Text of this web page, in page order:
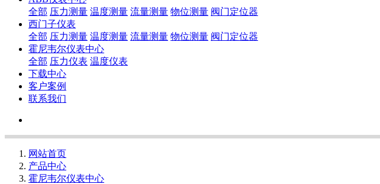
全部 压力测量 温度测量 流量测量 物位测量 阀门定位器
西门子仪表
全部 压力测量 温度测量 流量测量 物位测量 阀门定位器
霍尼韦尔仪表中心
全部 压力仪表 温度仪表
下载中心
客户案例
联系我们
网站首页
产品中心
霍尼韦尔仪表中心